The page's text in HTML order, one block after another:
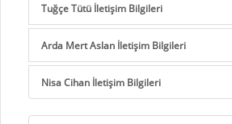
Tuğçe Tütü İletişim Bilgileri
Arda Mert Aslan İletişim Bilgileri
Nisa Cihan İletişim Bilgileri